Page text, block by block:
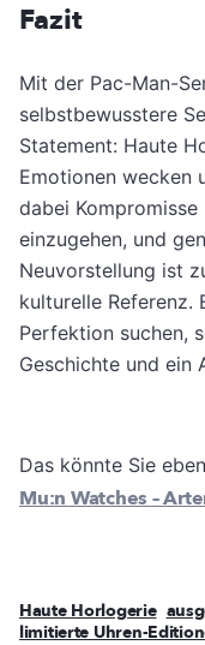
Fazit
Mit der Pac-Man-
selbstbewusstere
Statement: Haute
Emotionen wecken
dabei
einzugehen, und
Neuvorstellung ist
kulturelle Referenz.
Perfektion suchen,
Geschichte und ein
Das könnte Sie
Mu:n Watches –
Haute Horlogerie
limitierte Uhren-